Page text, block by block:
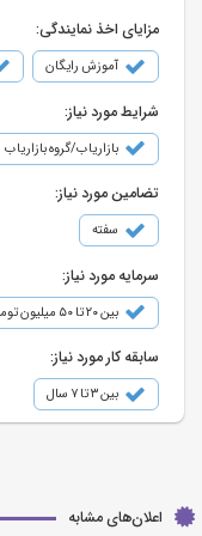
مزایای اخذ نمایندگی:
آموزش رایگان
شرایط مورد نیاز:
بازاریاب/گروه بازاریاب
تضامین مورد نیاز:
سفته
سرمایه مورد نیاز:
بین ۲۰ تا ۵۰ میلیون تومان
سابقه کار مورد نیاز:
بین ۳ تا ۷ سال
اعلان‌های مشابه